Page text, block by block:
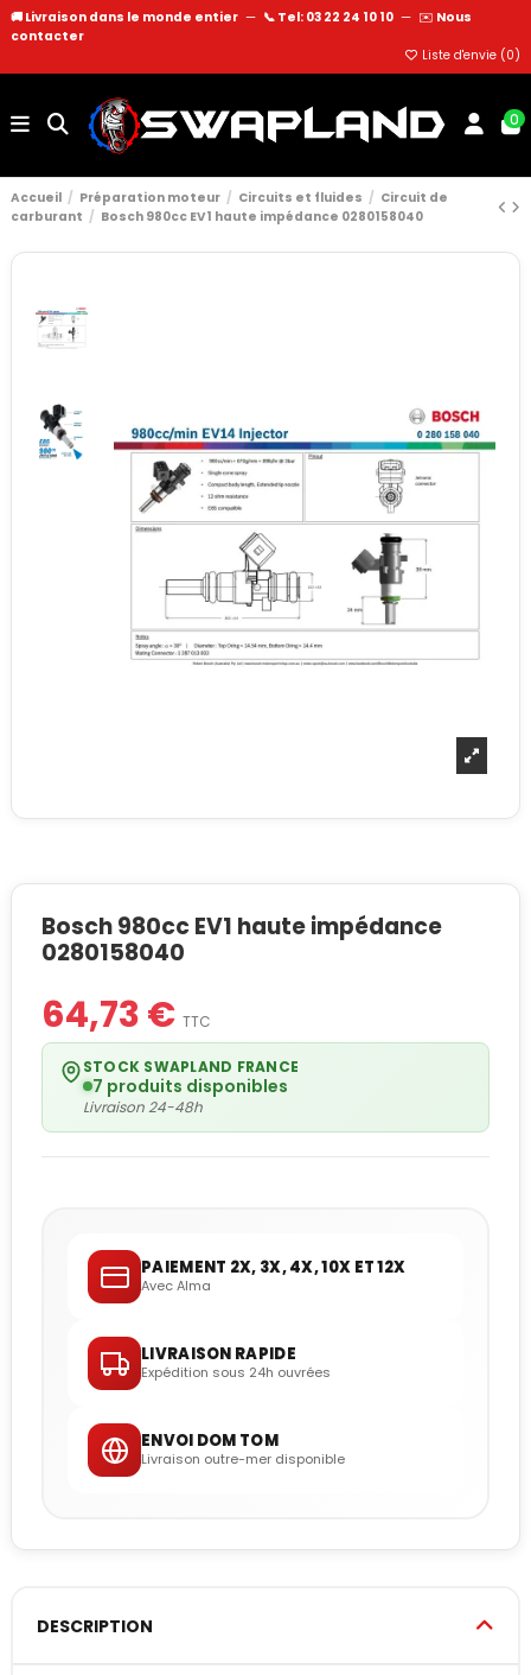
🚚 Livraison dans le monde entier — 📞 Tel: 03 22 24 10 10 — ✉️ Nous
contacter
Liste d'envie (0)
0
Accueil Préparation moteur Circuits et fluides
Circuit de
carburant
Bosch 980cc EV1 haute impédance 0280158040
Bosch 980cc EV1 haute impédance
0280158040
64,73 € TTC
STOCK SWAPLAND FRANCE
7 produits disponibles
Livraison 24-48h
PAIEMENT 2X, 3X, 4X, 10X ET 12X
Avec Alma
LIVRAISON RAPIDE
Expédition sous 24h ouvrées
ENVOI DOM TOM
Livraison outre-mer disponible
DESCRIPTION